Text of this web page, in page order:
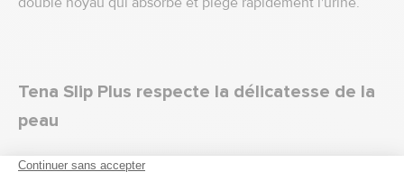
Tena Slip Plus respecte la délicatesse de la
peau